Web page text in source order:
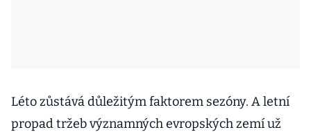
Léto zůstává důležitým faktorem sezóny. A letní
propad tržeb významných evropských zemí už